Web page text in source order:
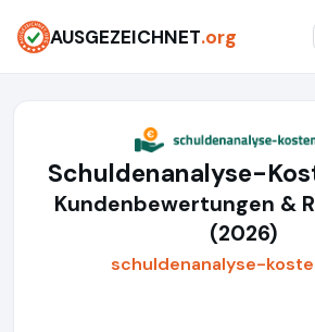
AUSGEZEICHNET.org
Schuldenanalyse-
Kundenbewertungen &
(2026)
schuldenanalyse-